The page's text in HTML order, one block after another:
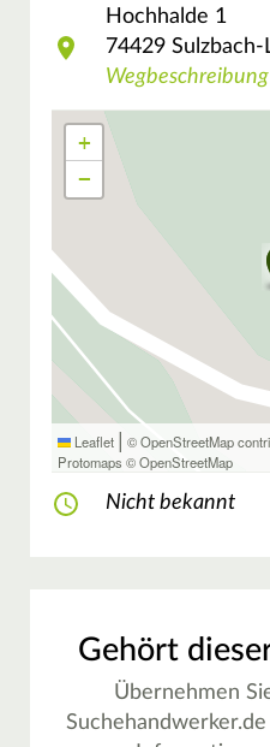
Hochhalde 1
74429 Sulzbach-
Wegbeschreibung
+
−
Leaflet | © OpenStreetMap
Protomaps ©OpenStreetMap
Nicht bekannt
Gehört
Übernehmen